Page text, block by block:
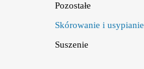
Pozostałe
Skórowanie i usypianie
Suszenie